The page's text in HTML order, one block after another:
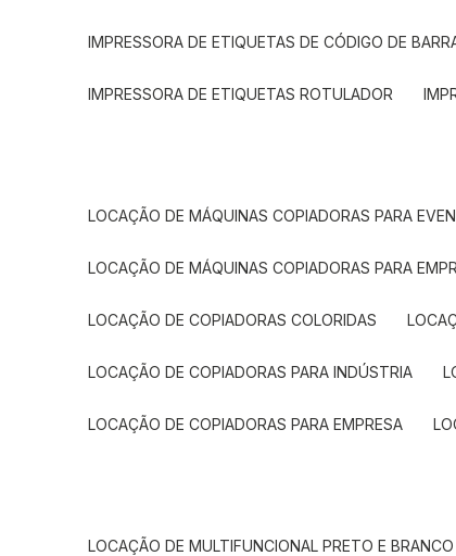
IMPRESSORA DE ETIQUETAS DE CÓDIGO DE
IMPRESSORA DE ETIQUETAS ROTULADOR
LOCAÇÃO DE MÁQUINAS COPIADORAS PARA
LOCAÇÃO DE MÁQUINAS COPIADORAS PARA
LOCAÇÃO DE COPIADORAS COLORIDAS
LOCAÇÃO DE COPIADORAS PARA INDÚSTRIA
LOCAÇÃO DE COPIADORAS PARA EMPRESA
LOCAÇÃO DE MULTIFUNCIONAL PRETO E BRANCO